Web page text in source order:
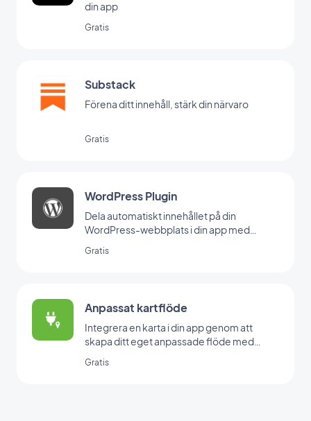
din app
Gratis
Substack
Förena ditt innehåll, stärk din närvaro
Gratis
WordPress Plugin
Dela automatiskt innehållet på din
WordPress-webbplats i din app med
Gratis
Anpassat kartflöde
Integrera en karta i din app genom att
skapa ditt eget anpassade flöde med
Gratis